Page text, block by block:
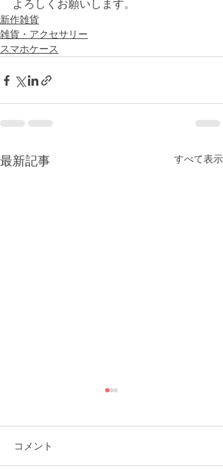
よろしくお願いします。
新作雑貨
雑貨・アクセサリー
スマホケース
最新記事 すべて表示
コメント